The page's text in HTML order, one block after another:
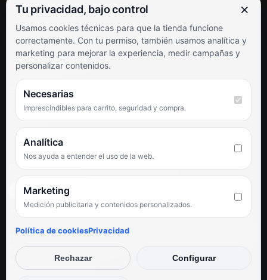
Soporte al cliente
Contacto
Términos y condiciones
Preguntas frecuentes
SÍGUENOS
Facebook
TikTok
PUNTUACIÓN DE 4,6 SOBRE 5 EN GOOGLE
★★★★★
Hemos comprado en varias ocasiones y siempre dan respuesta.
Espectacular, servicio de 10.»
Iván Rodríguez Ramos
Tu privacidad, bajo control ×
Usamos cookies técnicas para que la tienda funcione
correctamente. Con tu permiso, también usamos analítica y
marketing para mejorar la experiencia, medir campañas y
personalizar contenidos.
Necesarias
Imprescindibles para carrito, seguridad y compra.
Analítica
Nos ayuda a entender el uso de la web.
Marketing
Medición publicitaria y contenidos personalizados.
Política de cookiesPrivacidad
Rechazar Configurar